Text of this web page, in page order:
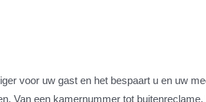
voor uw gast en het bespaart u en uw
Van een kamernummer tot